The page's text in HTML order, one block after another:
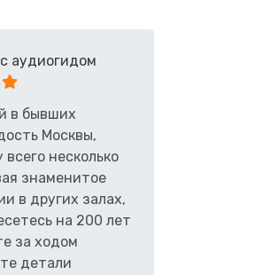
аудиогидом
в бывших
Москвы,
несколько
знаменитое
в других залах,
на 200 лет
за ходом
детали